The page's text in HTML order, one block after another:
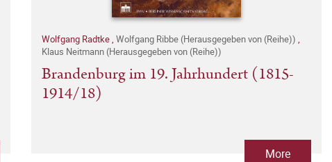
Wolfgang Radtke, Wolfgang Ribbe (Herausgegeben von (Reihe)) ,
Klaus Neitmann (Herausgegeben von (Reihe))
Brandenburg im 19. Jahrhundert (1815-
1914/18)
More